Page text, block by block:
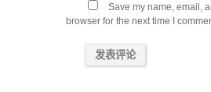
Save my name, email,
browser for the next time I